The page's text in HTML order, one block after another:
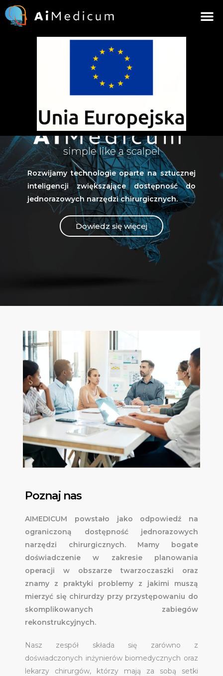
simple like a scalpel
Rozwijamy technologie oparte na sztucznej
inteligencji zwiększające dostępność do
jednorazowych narzędzi chirurgicznych.
Dowiedz się więcej
Poznaj nas
AIMEDICUM powstało jako odpowiedź na
ograniczoną dostępność jednorazowych
narzędzi chirurgicznych. Mamy bogate
doświadczenie w zakresie planowania
operacji w obszarze twarzoczaszki oraz
znamy z praktyki problemy z jakimi muszą
mierzyć się chirurdzy przy przystępowaniu do
skomplikowanych zabiegów
rekonstrukcyjnych.
Nasz zespół składa się zarówno z
doświadczonych inżynierów biomedycznych oraz
lekarzy chirurgów, którzy mają za sobą setki